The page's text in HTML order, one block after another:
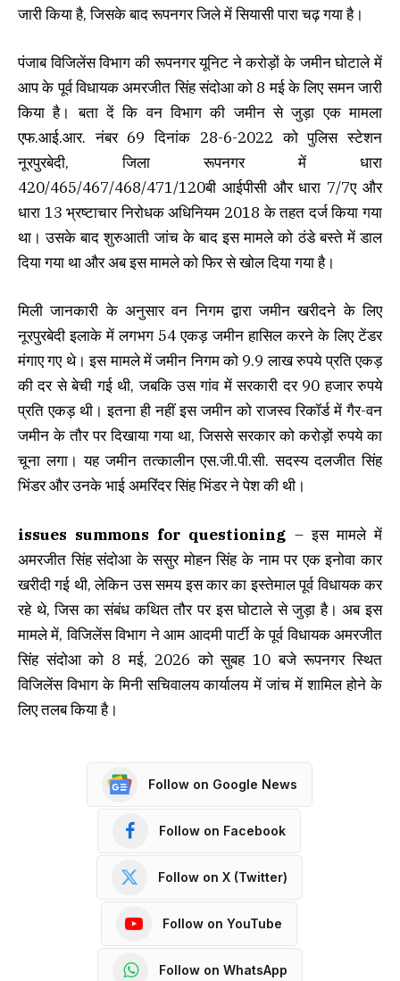
जारी किया है, जिसके बाद रूपनगर जिले में सियासी पारा चढ़ गया है।
पंजाब विजिलेंस विभाग की रूपनगर यूनिट ने करोड़ों के जमीन घोटाले में
आप के पूर्व विधायक अमरजीत सिंह संदोआ को 8 मई के लिए समन जारी
किया है। बता दें कि वन विभाग की जमीन से जुड़ा एक मामला
एफ.आई.आर. नंबर 69 दिनांक 28-6-2022 को पुलिस स्टेशन
नूरपुरबेदी, जिला रूपनगर में धारा
420/465/467/468/471/120बी आईपीसी और धारा 7/7ए और
धारा 13 भ्रष्टाचार निरोधक अधिनियम 2018 के तहत दर्ज किया गया
था। उसके बाद शुरुआती जांच के बाद इस मामले को ठंडे बस्ते में डाल
दिया गया था और अब इस मामले को फिर से खोल दिया गया है।
मिली जानकारी के अनुसार वन निगम द्वारा जमीन खरीदने के लिए
नूरपुरबेदी इलाके में लगभग 54 एकड़ जमीन हासिल करने के लिए टेंडर
मंगाए गए थे। इस मामले में जमीन निगम को 9.9 लाख रुपये प्रति एकड़
की दर से बेची गई थी, जबकि उस गांव में सरकारी दर 90 हजार रुपये
प्रति एकड़ थी। इतना ही नहीं इस जमीन को राजस्व रिकॉर्ड में गैर-वन
जमीन के तौर पर दिखाया गया था, जिससे सरकार को करोड़ों रुपये का
चूना लगा। यह जमीन तत्कालीन एस.जी.पी.सी. सदस्य दलजीत सिंह
भिंडर और उनके भाई अमरिंदर सिंह भिंडर ने पेश की थी।
issues summons for questioning – इस मामले में
अमरजीत सिंह संदोआ के ससुर मोहन सिंह के नाम पर एक इनोवा कार
खरीदी गई थी, लेकिन उस समय इस कार का इस्तेमाल पूर्व विधायक कर
रहे थे, जिस का संबंध कथित तौर पर इस घोटाले से जुड़ा है। अब इस
मामले में, विजिलेंस विभाग ने आम आदमी पार्टी के पूर्व विधायक अमरजीत
सिंह संदोआ को 8 मई, 2026 को सुबह 10 बजे रूपनगर स्थित
विजिलेंस विभाग के मिनी सचिवालय कार्यालय में जांच में शामिल होने के
लिए तलब किया है।
Follow on Google News
Follow on Facebook
Follow on X (Twitter)
Follow on YouTube
Follow on WhatsApp